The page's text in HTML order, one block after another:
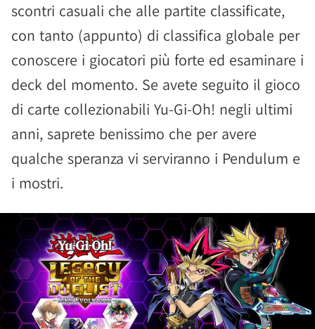
scontri casuali che alle partite classificate,
con tanto (appunto) di classifica globale per
conoscere i giocatori più forte ed esaminare i
deck del momento. Se avete seguito il gioco
di carte collezionabili Yu-Gi-Oh! negli ultimi
anni, saprete benissimo che per avere
qualche speranza vi serviranno i Pendulum e
i mostri.